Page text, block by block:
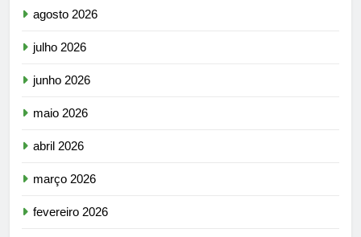
agosto 2026
julho 2026
junho 2026
maio 2026
abril 2026
março 2026
fevereiro 2026